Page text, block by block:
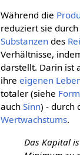
Während die
reduziert sie
Substanzen des
Verhältnisse,
darstellt. Darin ist
ihreeigenen
totaler (siehe
auchSinn) - durch
Wertwachstums.
Das Kapital